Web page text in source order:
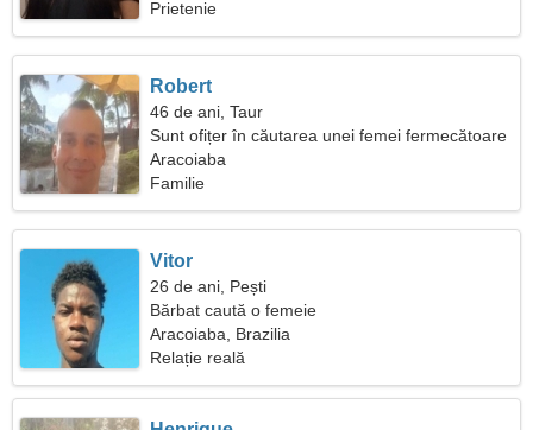
Prietenie
Robert
46 de ani, Taur
Sunt ofițer în căutarea unei femei fermecătoare
Aracoiaba
Familie
Vitor
26 de ani, Pești
Bărbat caută o femeie
Aracoiaba, Brazilia
Relație reală